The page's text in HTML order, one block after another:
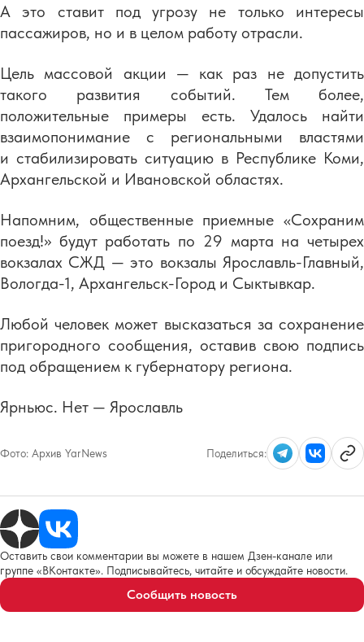
А это ставит под угрозу не только интересы
пассажиров, но и в целом работу отрасли.
Цель массовой акции — как раз не допустить
такого развития событий. Тем более,
положительные примеры есть. Удалось найти
взаимопонимание с региональными властями
и стабилизировать ситуацию в Республике Коми,
Архангельской и Ивановской областях.
Напомним, общественные приемные «Сохраним
поезд!» будут работать по 29 марта на четырех
вокзалах СЖД — это вокзалы Ярославль-Главный,
Вологда-1, Архангельск-Город и Сыктывкар.
Любой человек может высказаться за сохранение
пригородного сообщения, оставив свою подпись
под обращением к губернатору региона.
Ярньюс. Нет — Ярославль
Фото: Архив YarNews Поделиться:
Оставить свои комментарии вы можете в нашем Дзен-канале или
группе «ВКонтакте». Подписывайтесь, читайте и обсуждайте новости.
Сообщить новость